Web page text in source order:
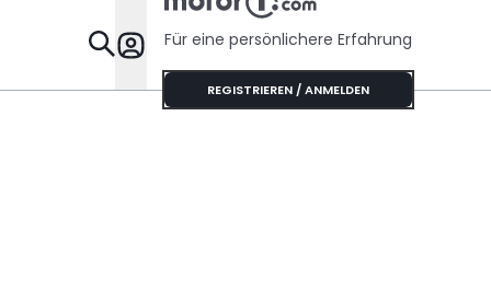
Specials
Für eine persönlichere Erfahrung
REGISTRIEREN / ANMELDEN